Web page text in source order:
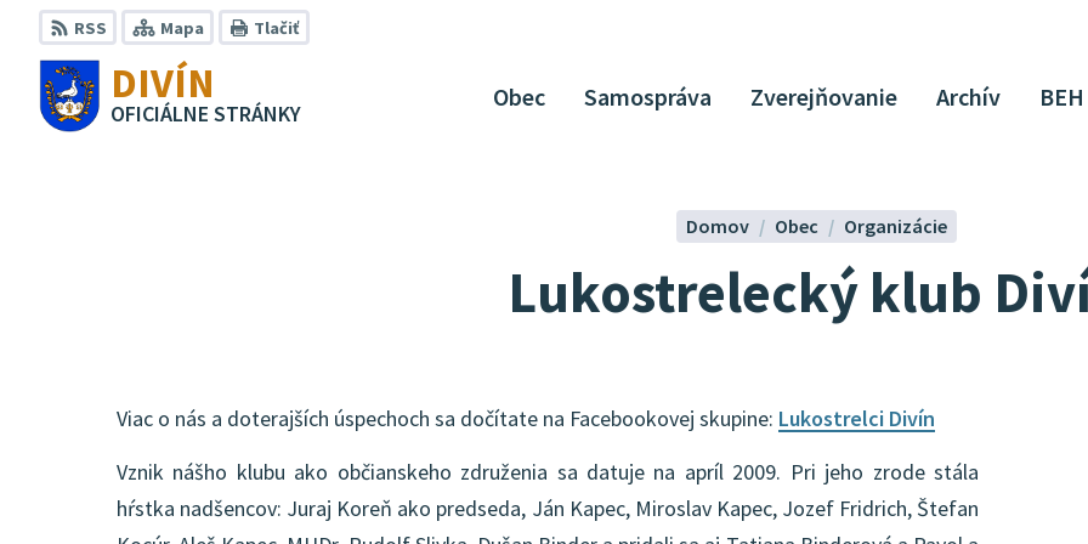
Preskočiť
na
obsah
RSS Mapa Tlačiť
DIVÍN
OFICIÁLNE STRÁNKY
Obec Samospráva Zverejňovanie Archív BEH
Lukostrelecký klub
Domov Obec Organizácie
Viac o nás a doterajších úspechoch sa dočítate na Facebookovej skupine: Lukostrelci Divín
Vznik nášho klubu ako občianskeho združenia sa datuje na apríl 2009. Pri jeho zrode stála
hŕstka nadšencov: Juraj Koreň ako predseda, Ján Kapec, Miroslav Kapec, Jozef Fridrich, Štefan